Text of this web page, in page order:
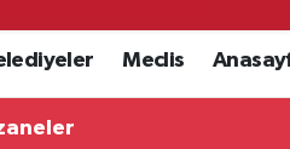
Meclis
ve Fikstür